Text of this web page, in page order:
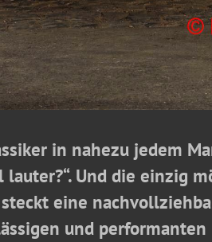
in nahezu jedem
Und die einzig
eine
und